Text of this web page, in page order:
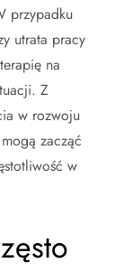
przypadku
utrata pracy
na
Z
w rozwoju
zacząć
w